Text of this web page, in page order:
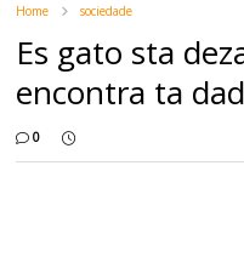
Home sociedade
Es gato sta
encontra ta
0